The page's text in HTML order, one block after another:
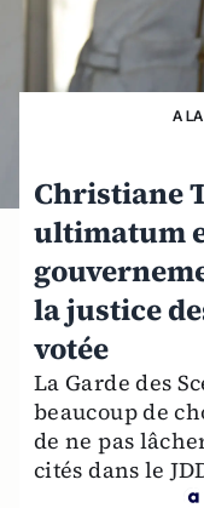
A
Christiane
ultimatum
la justice
votée
La Garde des
beaucoup de
de ne pas
cités dans le